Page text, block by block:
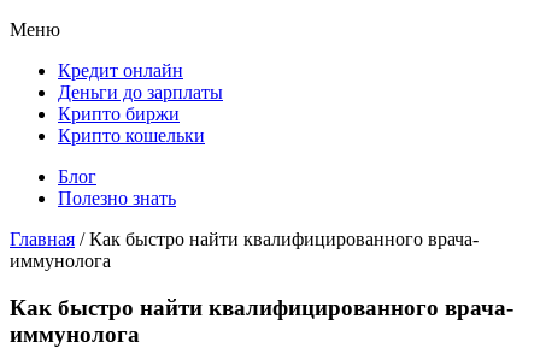
Меню
Кредит онлайн
Деньги до зарплаты
Крипто биржи
Крипто кошельки
Блог
Полезно знать
Главная / Как быстро найти квалифицированного врача-
иммунолога
Как быстро найти квалифицированного врача-
иммунолога